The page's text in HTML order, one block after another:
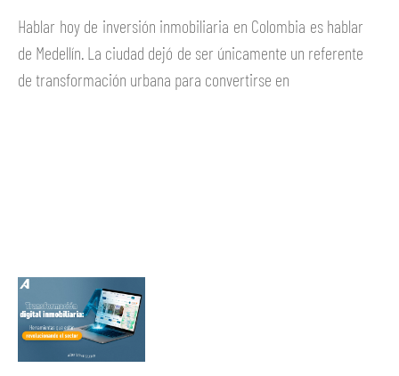
Hablar hoy de inversión inmobiliaria en Colombia es hablar
de Medellín. La ciudad dejó de ser únicamente un referente
de transformación urbana para convertirse en